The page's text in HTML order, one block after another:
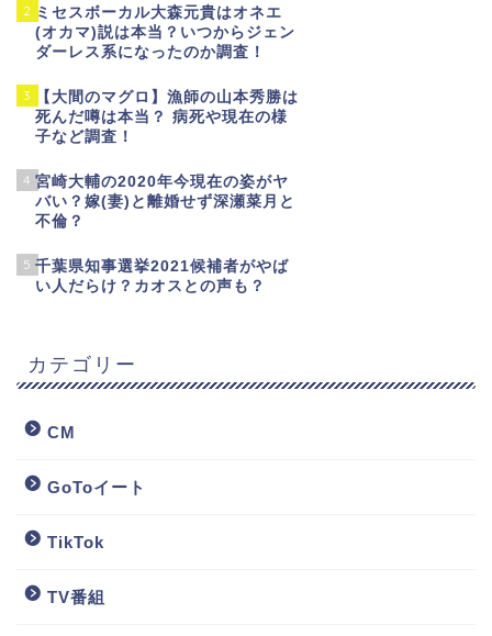
2 ミセスボーカル大森元貴はオネエ
(オカマ)説は本当？いつからジェン
ダーレス系になったのか調査！
3
【大間のマグロ】漁師の山本秀勝は
死んだ噂は本当？ 病死や現在の様
子など調査！
4 宮崎大輔の2020年今現在の姿がヤ
バい？嫁(妻)と離婚せず深瀬菜月と
不倫？
5 千葉県知事選挙2021候補者がやば
い人だらけ？カオスとの声も？
カテゴリー
CM
GoToイート
TikTok
TV番組